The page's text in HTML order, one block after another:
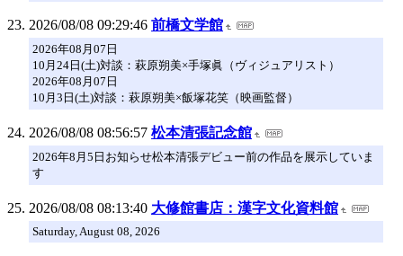
2026/08/08 09:29:46 前橋文学館
2026年08月07日
10月24日(土)対談：萩原朔美×手塚眞（ヴィジュアリスト）
2026年08月07日
10月3日(土)対談：萩原朔美×飯塚花笑（映画監督）
2026/08/08 08:56:57 松本清張記念館
2026年8月5日お知らせ松本清張デビュー前の作品を展示していま
す
2026/08/08 08:13:40 大修館書店：漢字文化資料館
Saturday, August 08, 2026